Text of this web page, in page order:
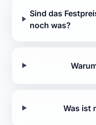
Sind das
noch was?
Was ist